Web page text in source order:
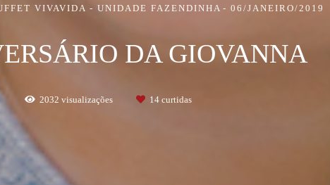
VIVAVIDA - UNIDADE FAZENDINHA 06/JANEIRO/2019
DA GIOVANNA
2032 visualizações 14curtidas